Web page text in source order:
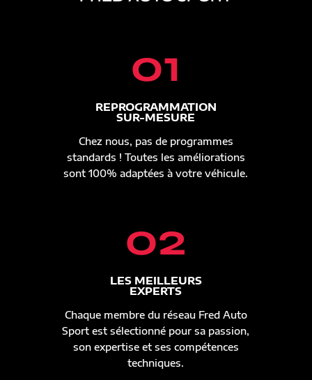
01
REPROGRAMMATION
SUR-MESURE
Chez nous, pas de programmes
standards ! Toutes les améliorations
sont 100% adaptées à votre véhicule.
02
LES MEILLEURS
EXPERTS
Chaque membre du réseau Fred Auto
Sport est sélectionné pour sa passion,
son expertise et ses compétences
techniques.